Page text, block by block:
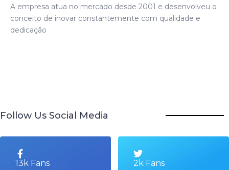
A empresa atua no mercado desde 2001 e desenvolveu o
conceito de inovar constantemente com qualidade e
dedicação
Follow Us Social Media
13k Fans 2k Fans